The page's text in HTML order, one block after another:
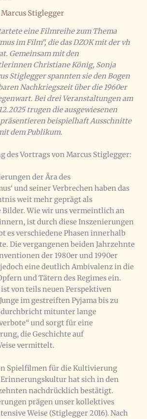
Marcus Stiglegger
eine Filmreihe zum Thema
im Film“, die das DZOK mit der vh
Gemeinsam mit den
Christiane König, Sonja
Stiglegger spannten sie den Bogen
Nachkriegszeit über die 1960er
Bei drei Veranstaltungen am
trugen die ausgewiesenen
beispielhaft Ausschnitte
dem Publikum.
des Vortrags von Marcus Stiglegger:
der Ära des
und seiner Verbrechen haben das
weit mehr geprägt als
Wie wir uns vermeintlich an
ist durch diese Inszenierungen
es verschiedene Phasen innerhalb
Die vergangenen beiden Jahrzehnte
der 1980er und 1990er
eine deutlich Ambivalenz in die
und Tätern des Regimes ein.
von teils neuen Perspektiven
im gestreiften Pyjama bis zu
durchbricht mitunter lange
und sorgt für eine
die Geschichte auf
vermittelt.
Spielfilmen für die Kultivierung
hat sich in den
nachdrücklich bestätigt.
prägen unser kollektives
Weise (Stiglegger 2016). Nach